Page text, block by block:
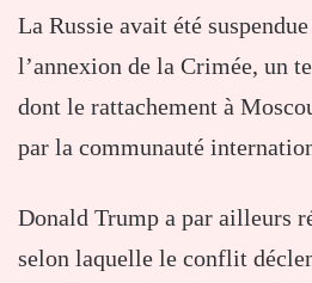
La Russie avait été
l’annexion de la Crimée, un
dont le rattachement à
par la communauté
Donald Trump a par ailleurs
selon laquelle le conflit